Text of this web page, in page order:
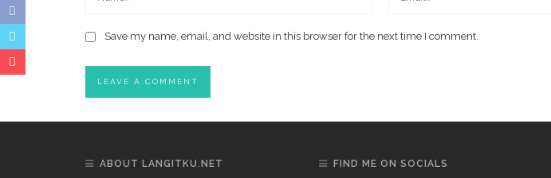
Save my name, email, and website in this browser for the next time I comment.
ABOUT LANGITKU.NET FIND ME ON SOCIALS